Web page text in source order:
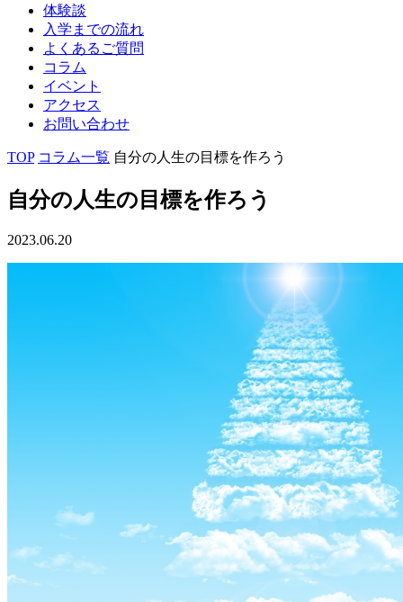
体験談
入学までの流れ
よくあるご質問
コラム
イベント
アクセス
お問い合わせ
TOP コラム一覧 自分の人生の目標を作ろう
自分の人生の目標を作ろう
2023.06.20